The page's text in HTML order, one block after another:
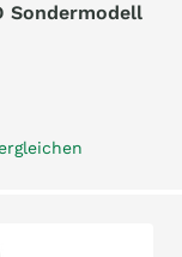
Sondermodell